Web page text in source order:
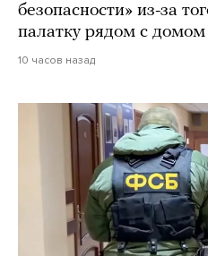
безопасности» из-за
палатку рядом с
10 часов назад